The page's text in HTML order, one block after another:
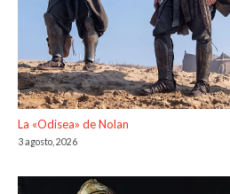
La «Odisea» de Nolan
3 agosto, 2026